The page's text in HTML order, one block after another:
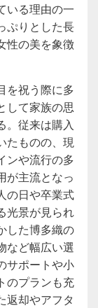
いる理由の一
ぷりとした長
性の美を象徴
を祝う際に多
して家族の思
。従来は購入
たものの、現
ンや流行の多
が主流となっ
の日や卒業式
光景が見られ
した博多織の
など幅広い選
サポートや小
のプランも充
返却やアフタ